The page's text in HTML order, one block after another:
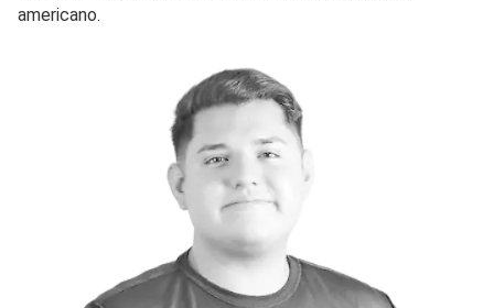
americano.